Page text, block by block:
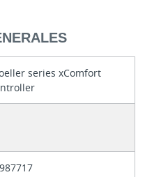
series xComfort